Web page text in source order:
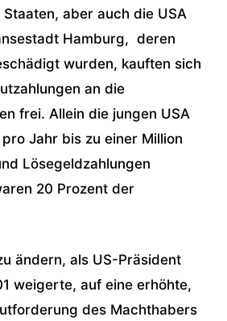
aber auch die USA
Hamburg, deren
wurden, kauften sich
an die
frei. Allein die jungen USA
Jahr bis zu einer Million
Lösegeldzahlungen
20 Prozent der
ändern, als US-Präsident
weigerte, auf eine erhöhte,
des Machthabers